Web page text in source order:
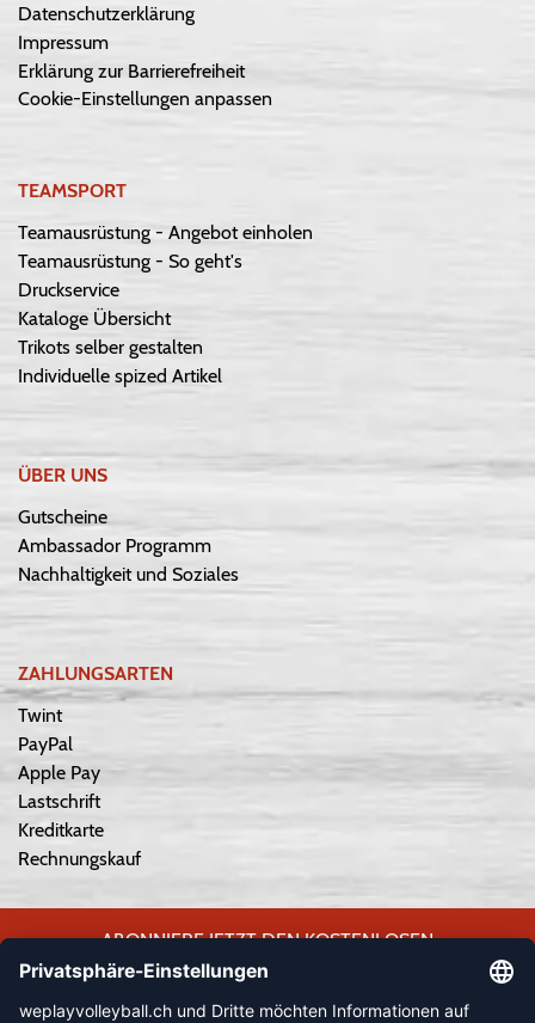
Datenschutzerklärung
Impressum
Erklärung zur Barrierefreiheit
Cookie-Einstellungen anpassen
TEAMSPORT
Teamausrüstung - Angebot einholen
Teamausrüstung - So geht's
Druckservice
Kataloge Übersicht
Trikots selber gestalten
Individuelle spized Artikel
ÜBER UNS
Gutscheine
Ambassador Programm
Nachhaltigkeit und Soziales
ZAHLUNGSARTEN
Twint
PayPal
Apple Pay
Lastschrift
Kreditkarte
Rechnungskauf
ABONNIERE JETZT DEN KOSTENLOSEN
WEPLAYVOLLEYBALL-NEWSLETTER UND VERPASSE KEINE